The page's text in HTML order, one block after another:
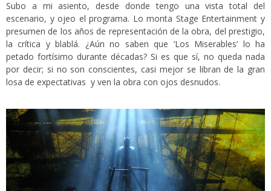
Subo a mi asiento, desde donde tengo una vista total del
escenario, y ojeo el programa. Lo monta Stage Entertainment y
presumen de los años de representación de la obra, del prestigio,
la crítica y blablá. ¿Aún no saben que ‘Los Miserables’ lo ha
petado fortísimo durante décadas? Si es que sí, no queda nada
por decir; si no son conscientes, casi mejor se libran de la gran
losa de expectativas y ven la obra con ojos desnudos.